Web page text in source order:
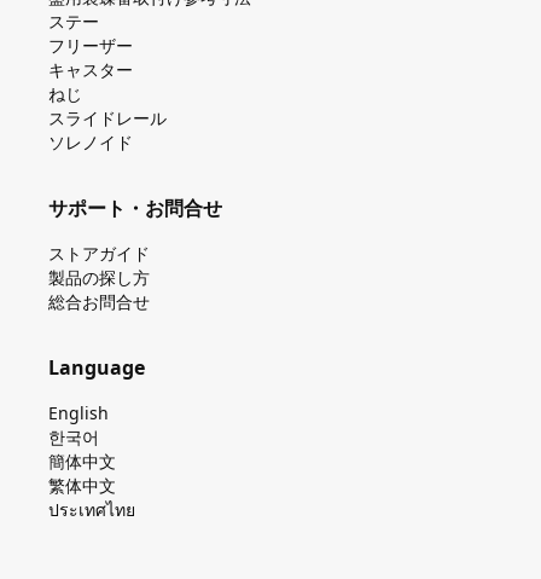
ステー
フリーザー
キャスター
ねじ
スライドレール
ソレノイド
サポート・お問合せ
ストアガイド
製品の探し⽅
総合お問合せ
Language
English
한국어
簡体中文
繁体中文
ประเทศไทย